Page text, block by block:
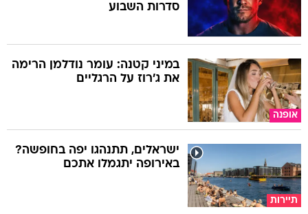
סדרות השבוע
אופנה
במיני קטנה: עומר נודלמן הרימה
את ג'רוז על הרגליים
תיירות
ישראלים, תתנהגו יפה בחופשה?
באירופה יתגמלו אתכם